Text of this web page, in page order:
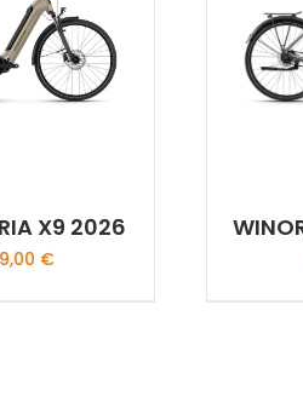
X9 2026
€